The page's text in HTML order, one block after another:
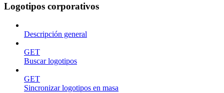
Logotipos corporativos
Descripción general
GET
Buscar logotipos
GET
Sincronizar logotipos en masa